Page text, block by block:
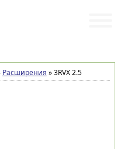
Расширения »3RVX 2.5